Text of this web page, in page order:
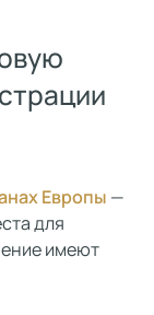
Европы —
для
имеют